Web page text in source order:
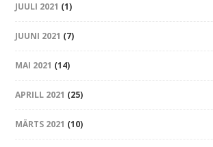
JUULI 2021 (1)
JUUNI 2021 (7)
MAI 2021 (14)
APRILL 2021 (25)
MÄRTS 2021 (10)